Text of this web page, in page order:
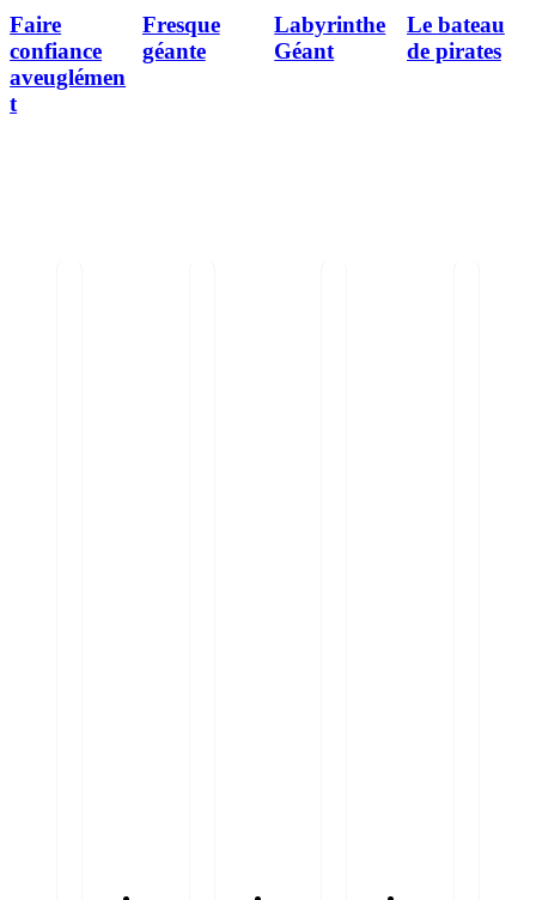
Faire
confiance
aveuglémen
t
Fresque
géante
Labyrinthe
Géant
Le bateau
de pirates